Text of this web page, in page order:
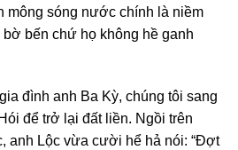
mông sóng nước chính là niềm
bến chứ họ không hề ganh
đình anh Ba Kỳ, chúng tôi sang
để trở lại đất liền. Ngồi trên
anh Lộc vừa cười hể hả nói: “Đợt